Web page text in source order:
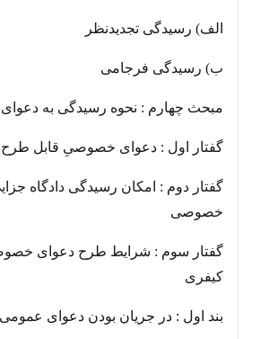
الف) رسیدگی تجدیدنظر
ب) رسیدگی فرجامی
مبحث چهارم : نحوه رسیدگی به
گفتار اول : دعوای خصوصیِ قابل
گفتار دوم : امکان رسیدگی دادگاه
خصوصی
گفتار سوم : شرایط طرح دعوای
کیفری
بند اول : در جریان بودن دعوای عمومی